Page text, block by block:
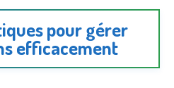
pour gérer
efficacement